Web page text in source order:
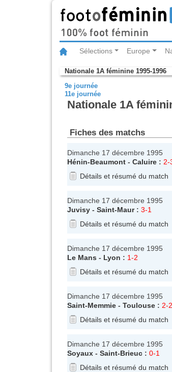
Sélections Europe
Nationale 1A féminine 1995-1996
9e journée
11e journée
Nationale 1A
Fiches des matchs
Dimanche 17 décembre 1995
Hénin-Beaumont - Caluire : 2-
Détails et résumé du match
Dimanche 17 décembre 1995
Juvisy - Saint-Maur: 3-1
Détails et résumé du match
Dimanche 17 décembre 1995
Le Mans - Lyon : 1-2
Détails et résumé du match
Dimanche 17 décembre 1995
Saint-Memmie - Toulouse : 2-2
Détails et résumé du match
Dimanche 17 décembre 1995
Soyaux - Saint-Brieuc : 0-1
Détails et résumé du match